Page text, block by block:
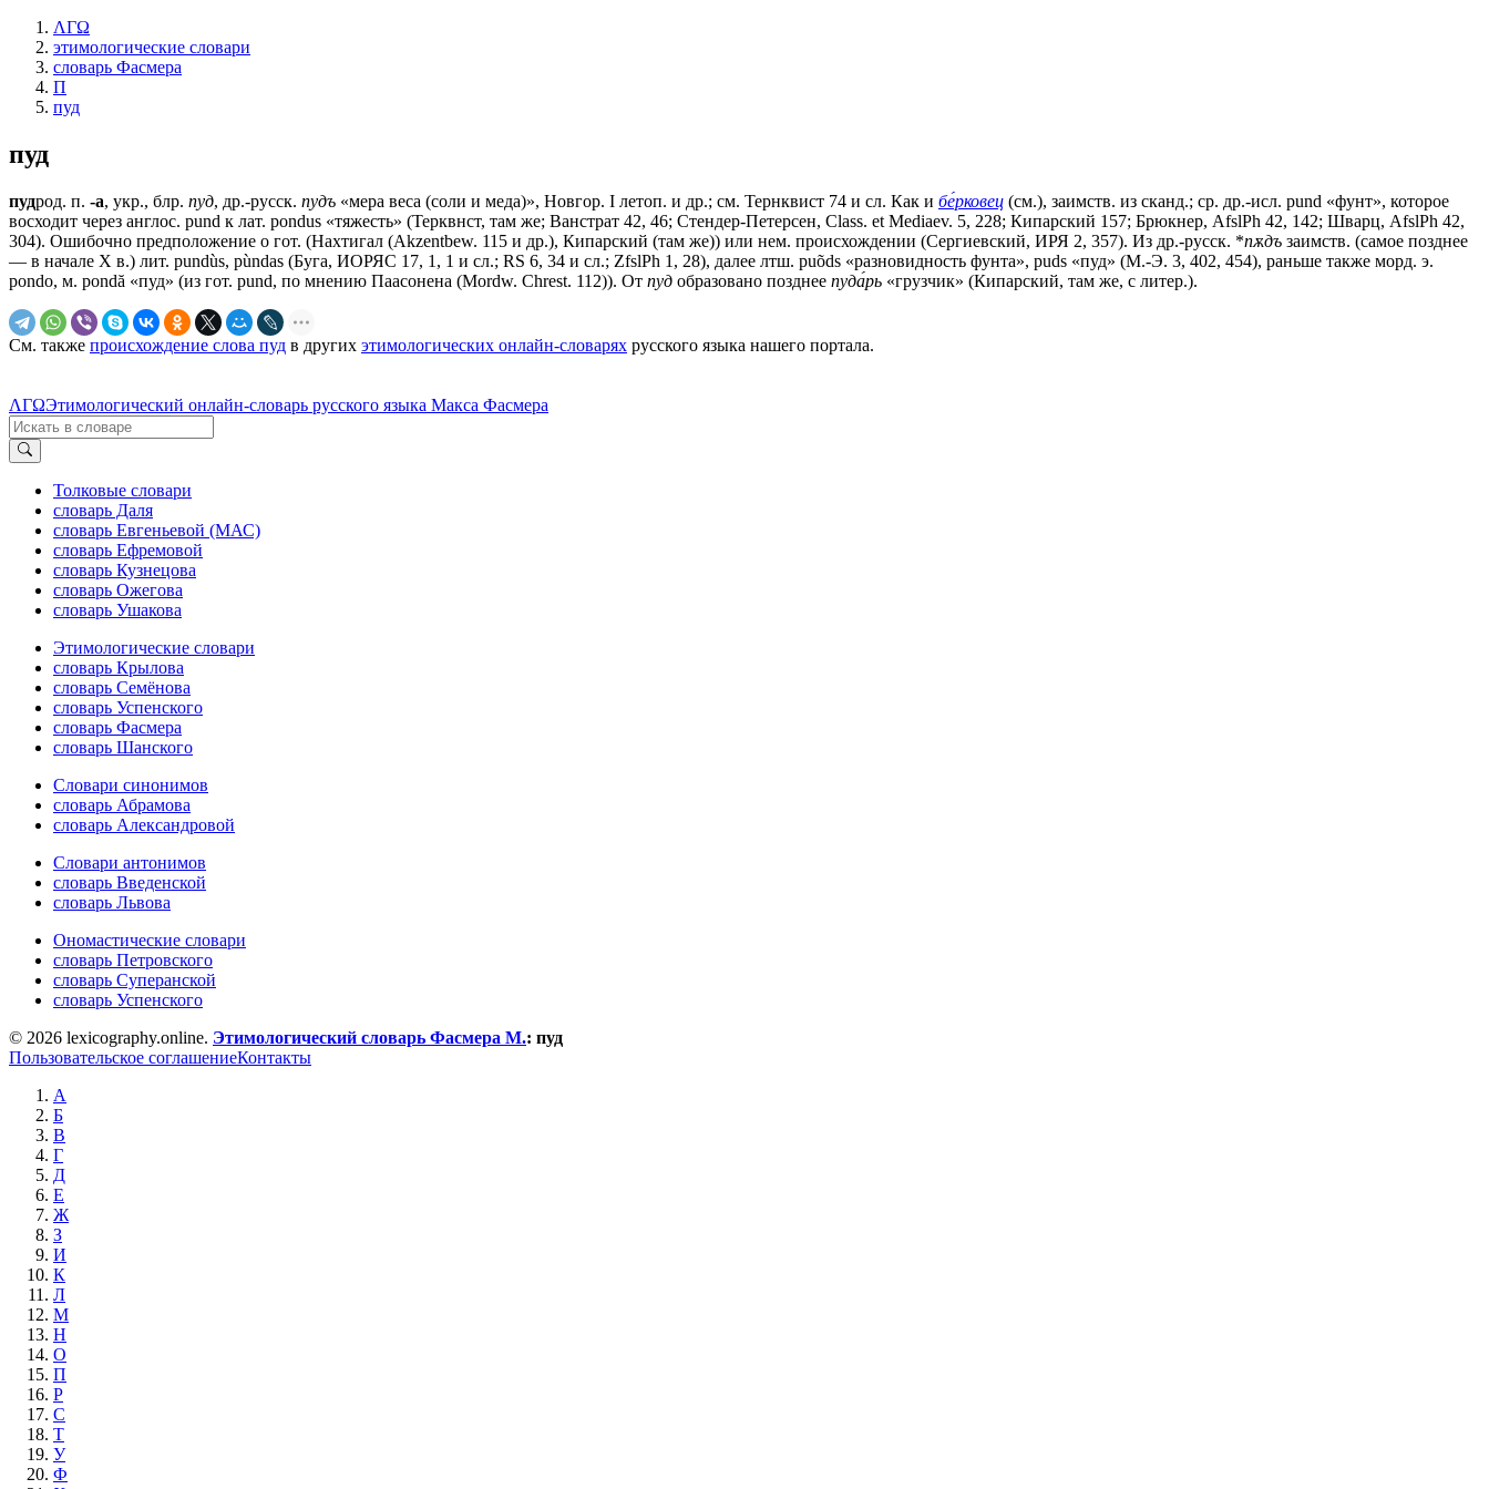
ΛΓΩ
этимологические словари
словарь Фасмера
П
пуд
пуд
пудрод. п. -а, укр., блр. пуд, др.-русск. пудъ «мера веса (соли и меда)», Новгор. I летоп. и др.; см. Тернквист 74 и сл. Как и бе́рковец (см.), заимств. из сканд.; ср. др.-исл. pund «фунт», которое
восходит через англос. pund к лат. pondus «тяжесть» (Терквнст, там же; Ванстрат 42, 46; Стендер-Петерсен, Class. еt Меdiаеv. 5, 228; Кипарский 157; Брюкнер, AfslPh 42, 142; Шварц, AfslPh 42,
304). Ошибочно предположение о гот. (Нахтигал (Akzentbew. 115 и др.), Кипарский (там же)) или нем. происхождении (Сергиевский, ИРЯ 2, 357). Из др.-русск. *пѫдъ заимств. (самое позднее
— в начале Х в.) лит. pundùs, pùndas (Буга, ИОРЯС 17, 1, 1 и сл.; RS 6, 34 и сл.; ZfslPh 1, 28), далее лтш. puõds «разновидность фунта», puds «пуд» (М.-Э. 3, 402, 454), раньше также морд. э.
роndо, м. pondă «пуд» (из гот. pund, по мнению Паасонена (Мordw. Chrest. 112)). От пуд образовано позднее пуда́рь «грузчик» (Кипарский, там же, с литер.).
См. также происхождение слова пуд в других этимологических онлайн-словарях русского языка нашего портала.
ΛΓΩЭтимологический онлайн-словарь русского языка Макса Фасмера
Толковые словари
словарь Даля
словарь Евгеньевой (МАС)
словарь Ефремовой
словарь Кузнецова
словарь Ожегова
словарь Ушакова
Этимологические словари
словарь Крылова
словарь Семёнова
словарь Успенского
словарь Фасмера
словарь Шанского
Словари синонимов
словарь Абрамова
словарь Александровой
Словари антонимов
словарь Введенской
словарь Львова
Ономастические словари
словарь Петровского
словарь Суперанской
словарь Успенского
© 2026 lexicography.online. Этимологический словарь Фасмера М.: пуд
Пользовательское соглашениеКонтакты
А
Б
В
Г
Д
Е
Ж
З
И
К
Л
М
Н
О
П
Р
С
Т
У
Ф